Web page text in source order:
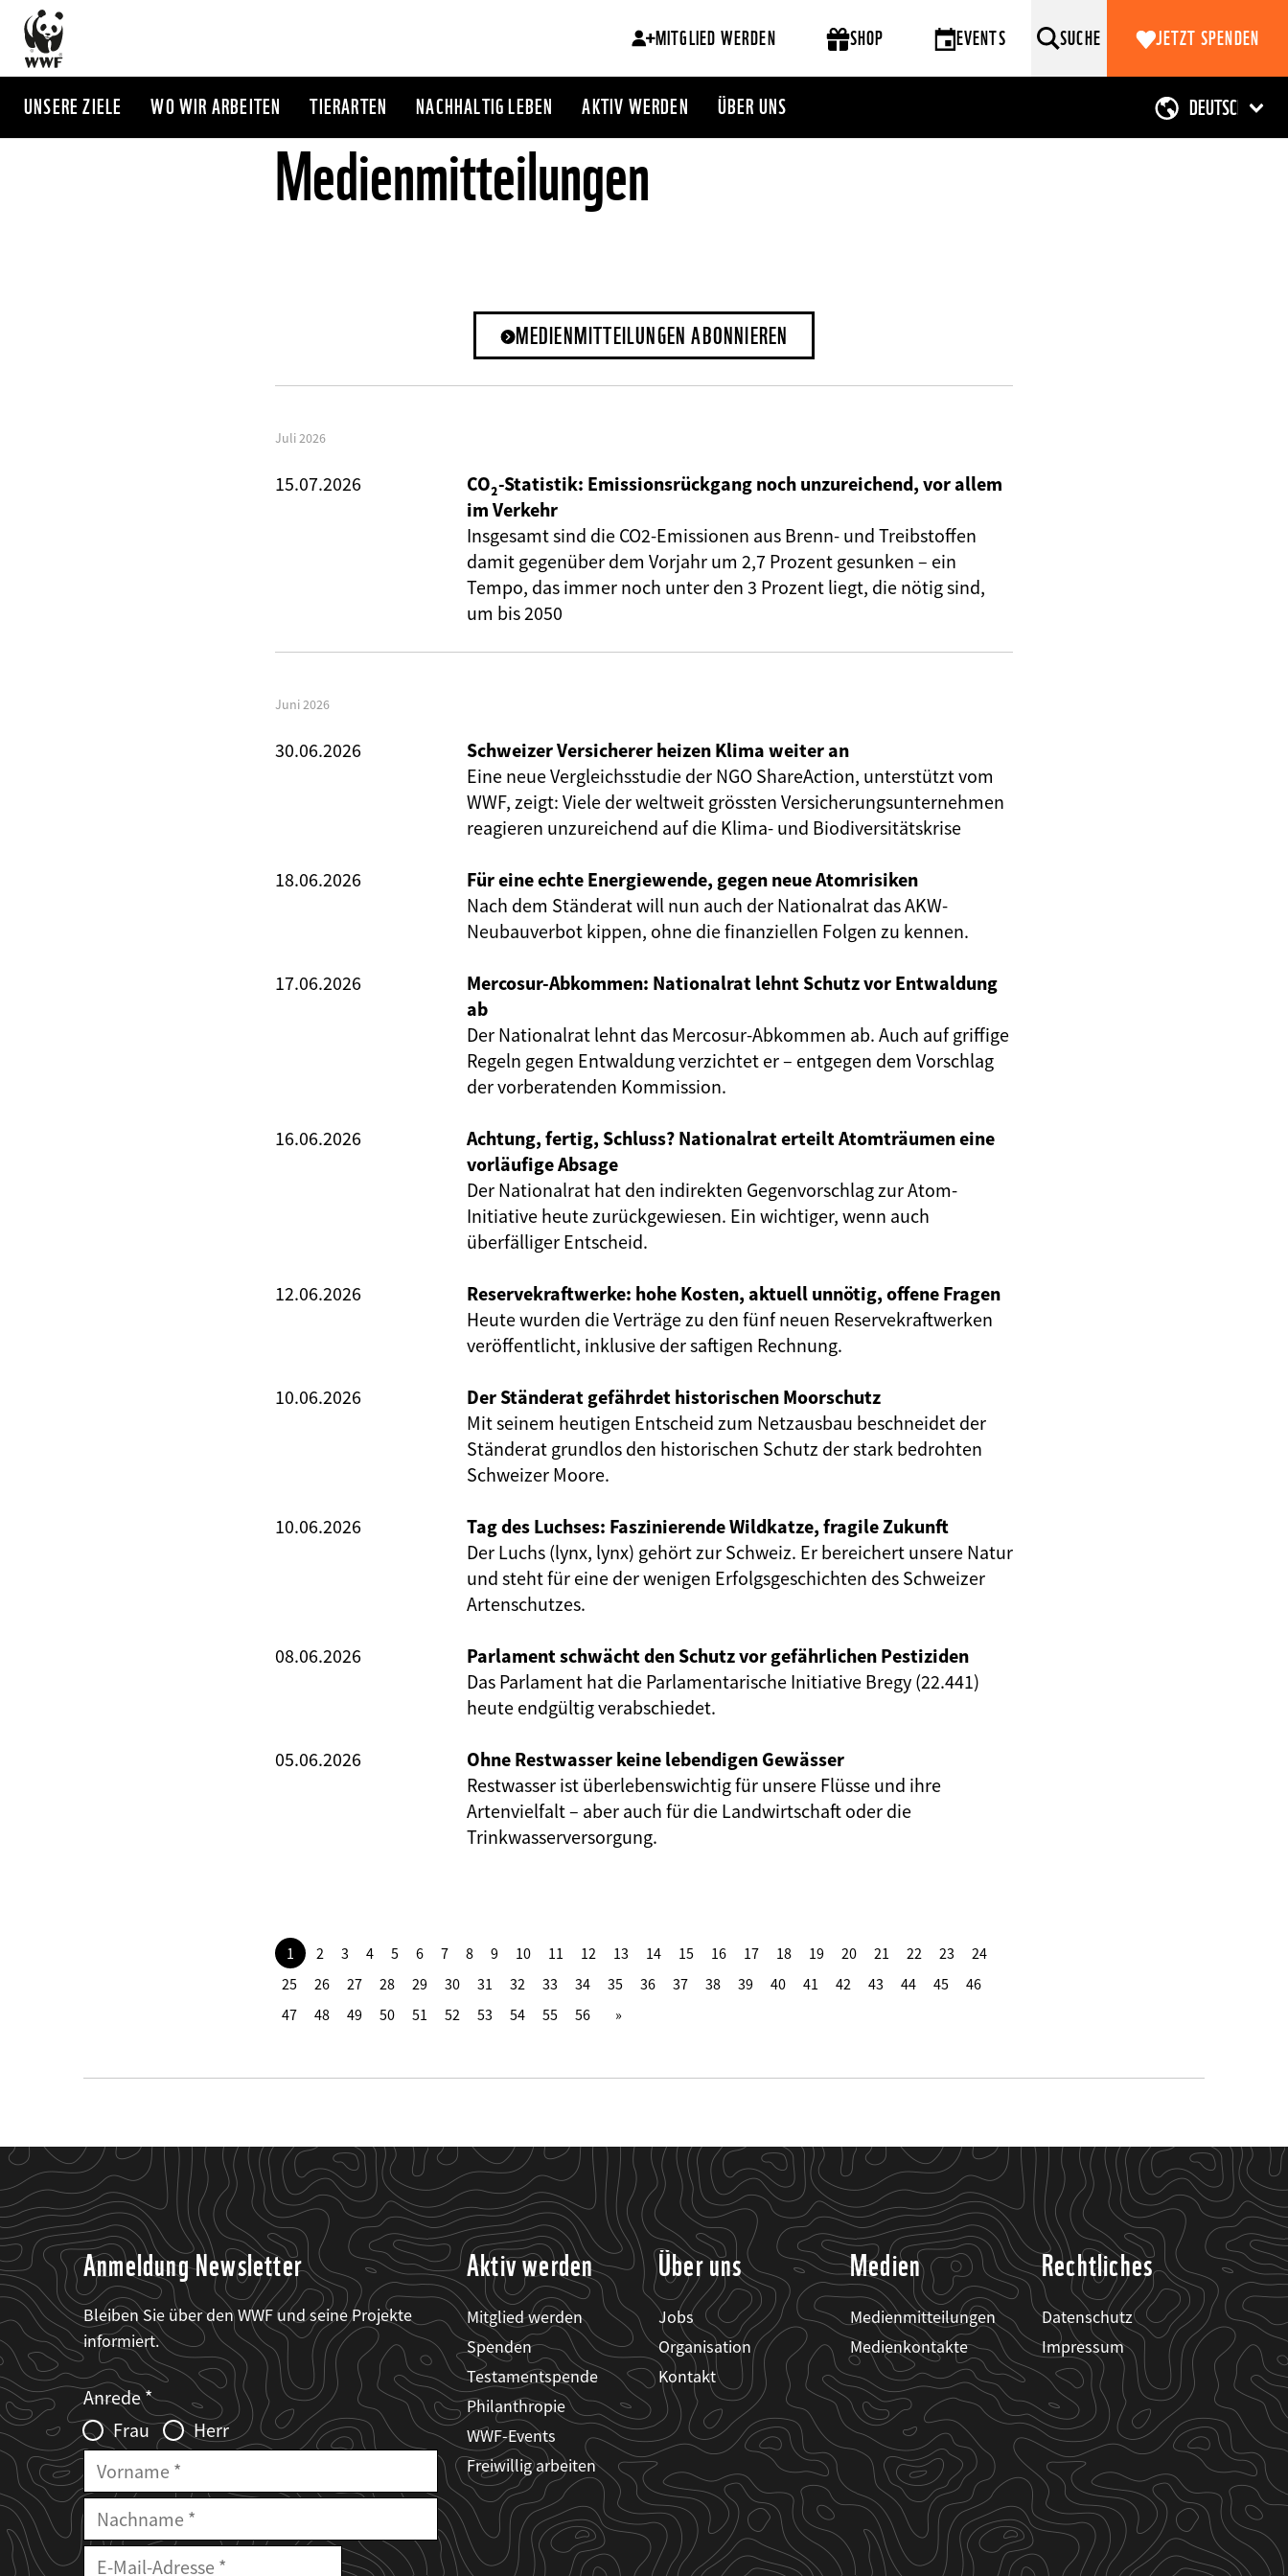
Direkt
zum
Inhalt
MITGLIED WERDEN SHOP EVENTS SUCHE JETZT SPENDEN
UNSERE ZIELE WO WIR ARBEITEN TIERARTEN NACHHALTIG LEBEN AKTIV WERDEN ÜBER UNS
Medienmitteilungen
MEDIENMITTEILUNGEN ABONNIEREN
Juli 2026
15.07.2026
CO₂-Statistik: Emissionsrückgang noch unzureichend, vor allem
im Verkehr
Insgesamt sind die CO2-Emissionen aus Brenn- und Treibstoffen
damit gegenüber dem Vorjahr um 2,7 Prozent gesunken – ein
Tempo, das immer noch unter den 3 Prozent liegt, die nötig sind,
um bis 2050
Juni 2026
30.06.2026
Schweizer Versicherer heizen Klima weiter an
Eine neue Vergleichsstudie der NGO ShareAction, unterstützt vom
WWF, zeigt: Viele der weltweit grössten Versicherungsunternehmen
reagieren unzureichend auf die Klima- und Biodiversitätskrise
18.06.2026
Für eine echte Energiewende, gegen neue Atomrisiken
Nach dem Ständerat will nun auch der Nationalrat das AKW-
Neubauverbot kippen, ohne die finanziellen Folgen zu kennen.
17.06.2026
Mercosur-Abkommen: Nationalrat lehnt Schutz vor Entwaldung
ab
Der Nationalrat lehnt das Mercosur-Abkommen ab. Auch auf griffige
Regeln gegen Entwaldung verzichtet er – entgegen dem Vorschlag
der vorberatenden Kommission.
16.06.2026
Achtung, fertig, Schluss? Nationalrat erteilt Atomträumen eine
vorläufige Absage
Der Nationalrat hat den indirekten Gegenvorschlag zur Atom-
Initiative heute zurückgewiesen. Ein wichtiger, wenn auch
überfälliger Entscheid.
12.06.2026
Reservekraftwerke: hohe Kosten, aktuell unnötig, offene Fragen
Heute wurden die Verträge zu den fünf neuen Reservekraftwerken
veröffentlicht, inklusive der saftigen Rechnung.
10.06.2026
Der Ständerat gefährdet historischen Moorschutz
Mit seinem heutigen Entscheid zum Netzausbau beschneidet der
Ständerat grundlos den historischen Schutz der stark bedrohten
Schweizer Moore.
10.06.2026
Tag des Luchses: Faszinierende Wildkatze, fragile Zukunft
Der Luchs (lynx, lynx) gehört zur Schweiz. Er bereichert unsere Natur
und steht für eine der wenigen Erfolgsgeschichten des Schweizer
Artenschutzes.
08.06.2026
Parlament schwächt den Schutz vor gefährlichen Pestiziden
Das Parlament hat die Parlamentarische Initiative Bregy (22.441)
heute endgültig verabschiedet.
05.06.2026
Ohne Restwasser keine lebendigen Gewässer
Restwasser ist überlebenswichtig für unsere Flüsse und ihre
Artenvielfalt – aber auch für die Landwirtschaft oder die
Trinkwasserversorgung.
1 2 3 4 5 6 7 8 9 10 11 12 13 14 15 16 17 18 19 20 21 22 23
24
25
26 27 28 29 30 31 32 33 34 35 36 37 38 39 40 41 42 43 44 45
46
47
48 49 50 51 52 53 54 55 56
Anmeldung Newsletter
Bleiben Sie über den WWF und seine Projekte
informiert.
Web2Case
Infofelder
Fieldset
anrede_name
Anrede
Frau
Herr
Vorname
Nachname
E-
Mailadresse
Aktiv werden
Mitglied werden
Spenden
Testamentspende
Philanthropie
WWF-Events
Freiwillig arbeiten
Über uns
Jobs
Organisation
Kontakt
Medien
Medienmitteilungen
Medienkontakte
Rechtliches
Datenschutz
Impressum